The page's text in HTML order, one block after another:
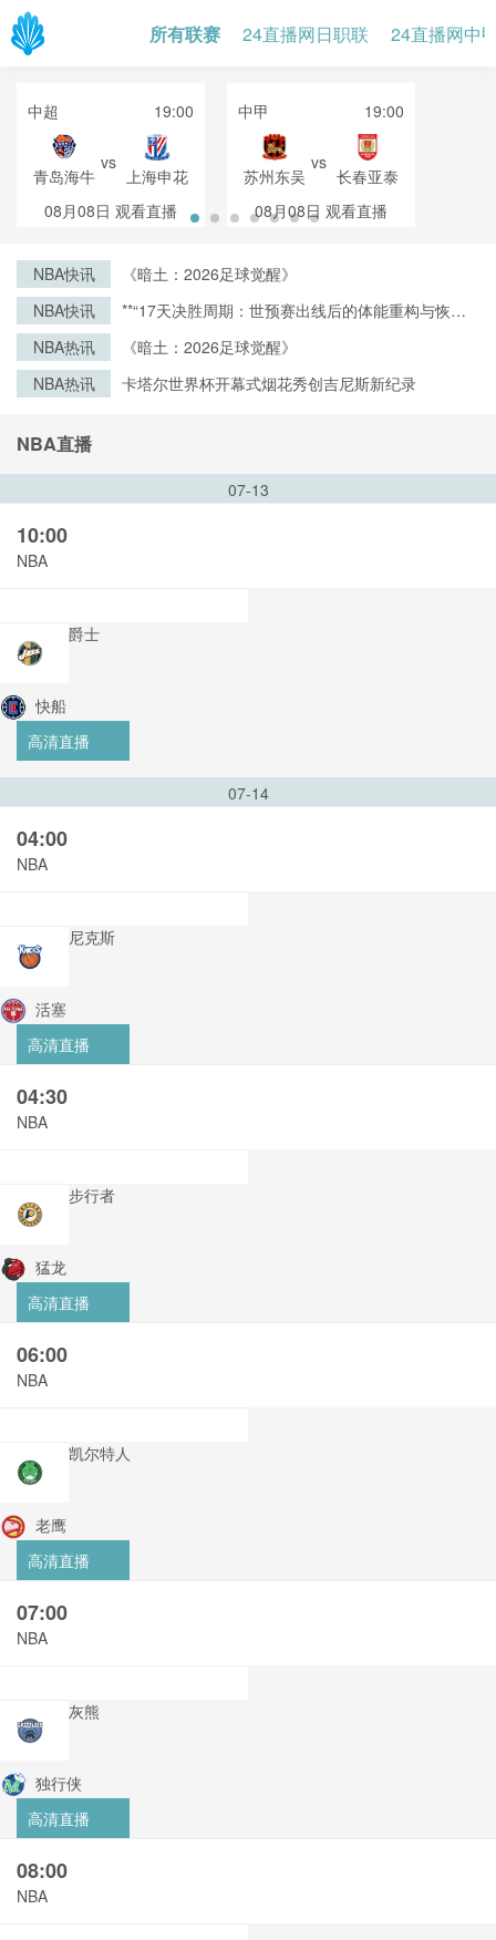
所有联赛 24直播网日职联 24直播网中
中超 19:00
青岛海牛
vs
上海申花
08月08日 观看直播
中甲 19:00
苏州东吴
vs
长春亚泰
08月08日 观看直播
NBA快讯
《暗土：2026足球觉醒》
NBA快讯
**“17天决胜周期：世预赛出线后的体能重构与恢复
NBA热讯
《暗土：2026足球觉醒》
NBA热讯
卡塔尔世界杯开幕式烟花秀创吉尼斯新纪录
NBA直播
07-13
10:00
NBA
爵士
快船
高清直播
07-14
04:00
NBA
尼克斯
活塞
高清直播
04:30
NBA
步行者
猛龙
高清直播
06:00
NBA
凯尔特人
老鹰
高清直播
07:00
NBA
灰熊
独行侠
高清直播
08:00
NBA